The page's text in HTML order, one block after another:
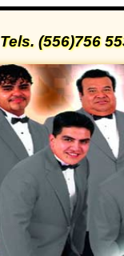
Tels. (556)756